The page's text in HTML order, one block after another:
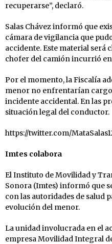
recuperarse”, declaró.
Salas Chávez informó que
cámara de vigilancia que
accidente. Este material será
chofer del camión incurrió
Por el momento, la Fiscalía
menor no enfrentarían
incidente accidental. En las
situación legal del conductor.
https://twitter.com/
Imtes colabora
El Instituto de Movilidad y
Sonora (Imtes) informó que
con las autoridades de salud
evolución del menor.
La unidad involucrada en el
empresa Movilidad Integral